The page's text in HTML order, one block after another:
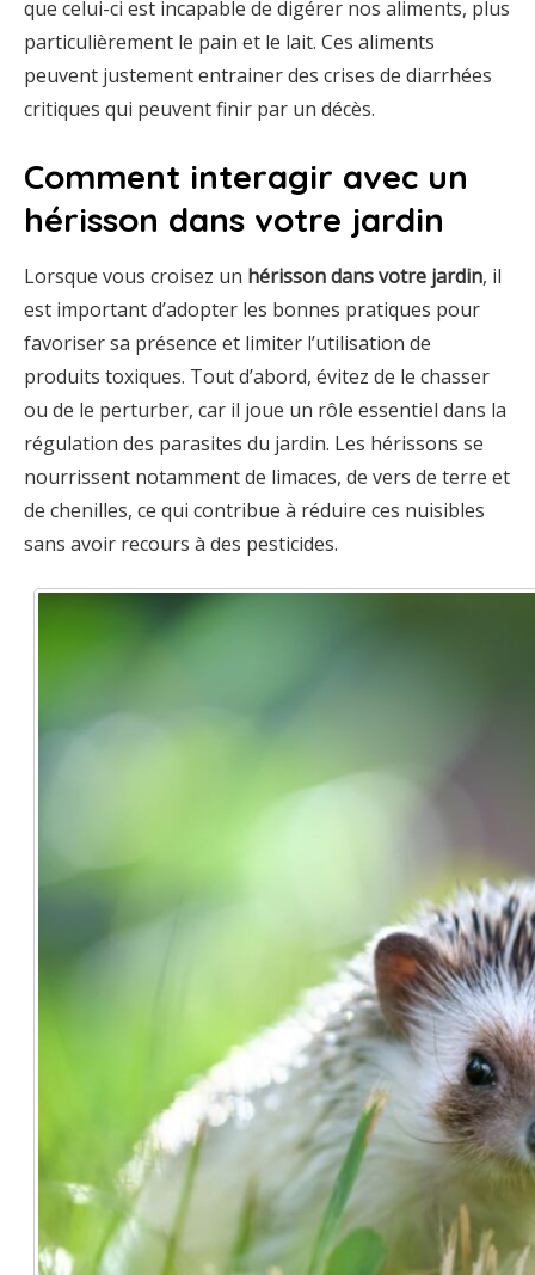
que celui-ci est incapable de digérer nos aliments, plus
particulièrement le pain et le lait. Ces aliments
peuvent justement entrainer des crises de diarrhées
critiques qui peuvent finir par un décès.
Comment interagir avec un
hérisson dans votre jardin
Lorsque vous croisez un hérisson dans votre jardin, il
est important d’adopter les bonnes pratiques pour
favoriser sa présence et limiter l’utilisation de
produits toxiques. Tout d’abord, évitez de le chasser
ou de le perturber, car il joue un rôle essentiel dans la
régulation des parasites du jardin. Les hérissons se
nourrissent notamment de limaces, de vers de terre et
de chenilles, ce qui contribue à réduire ces nuisibles
sans avoir recours à des pesticides.